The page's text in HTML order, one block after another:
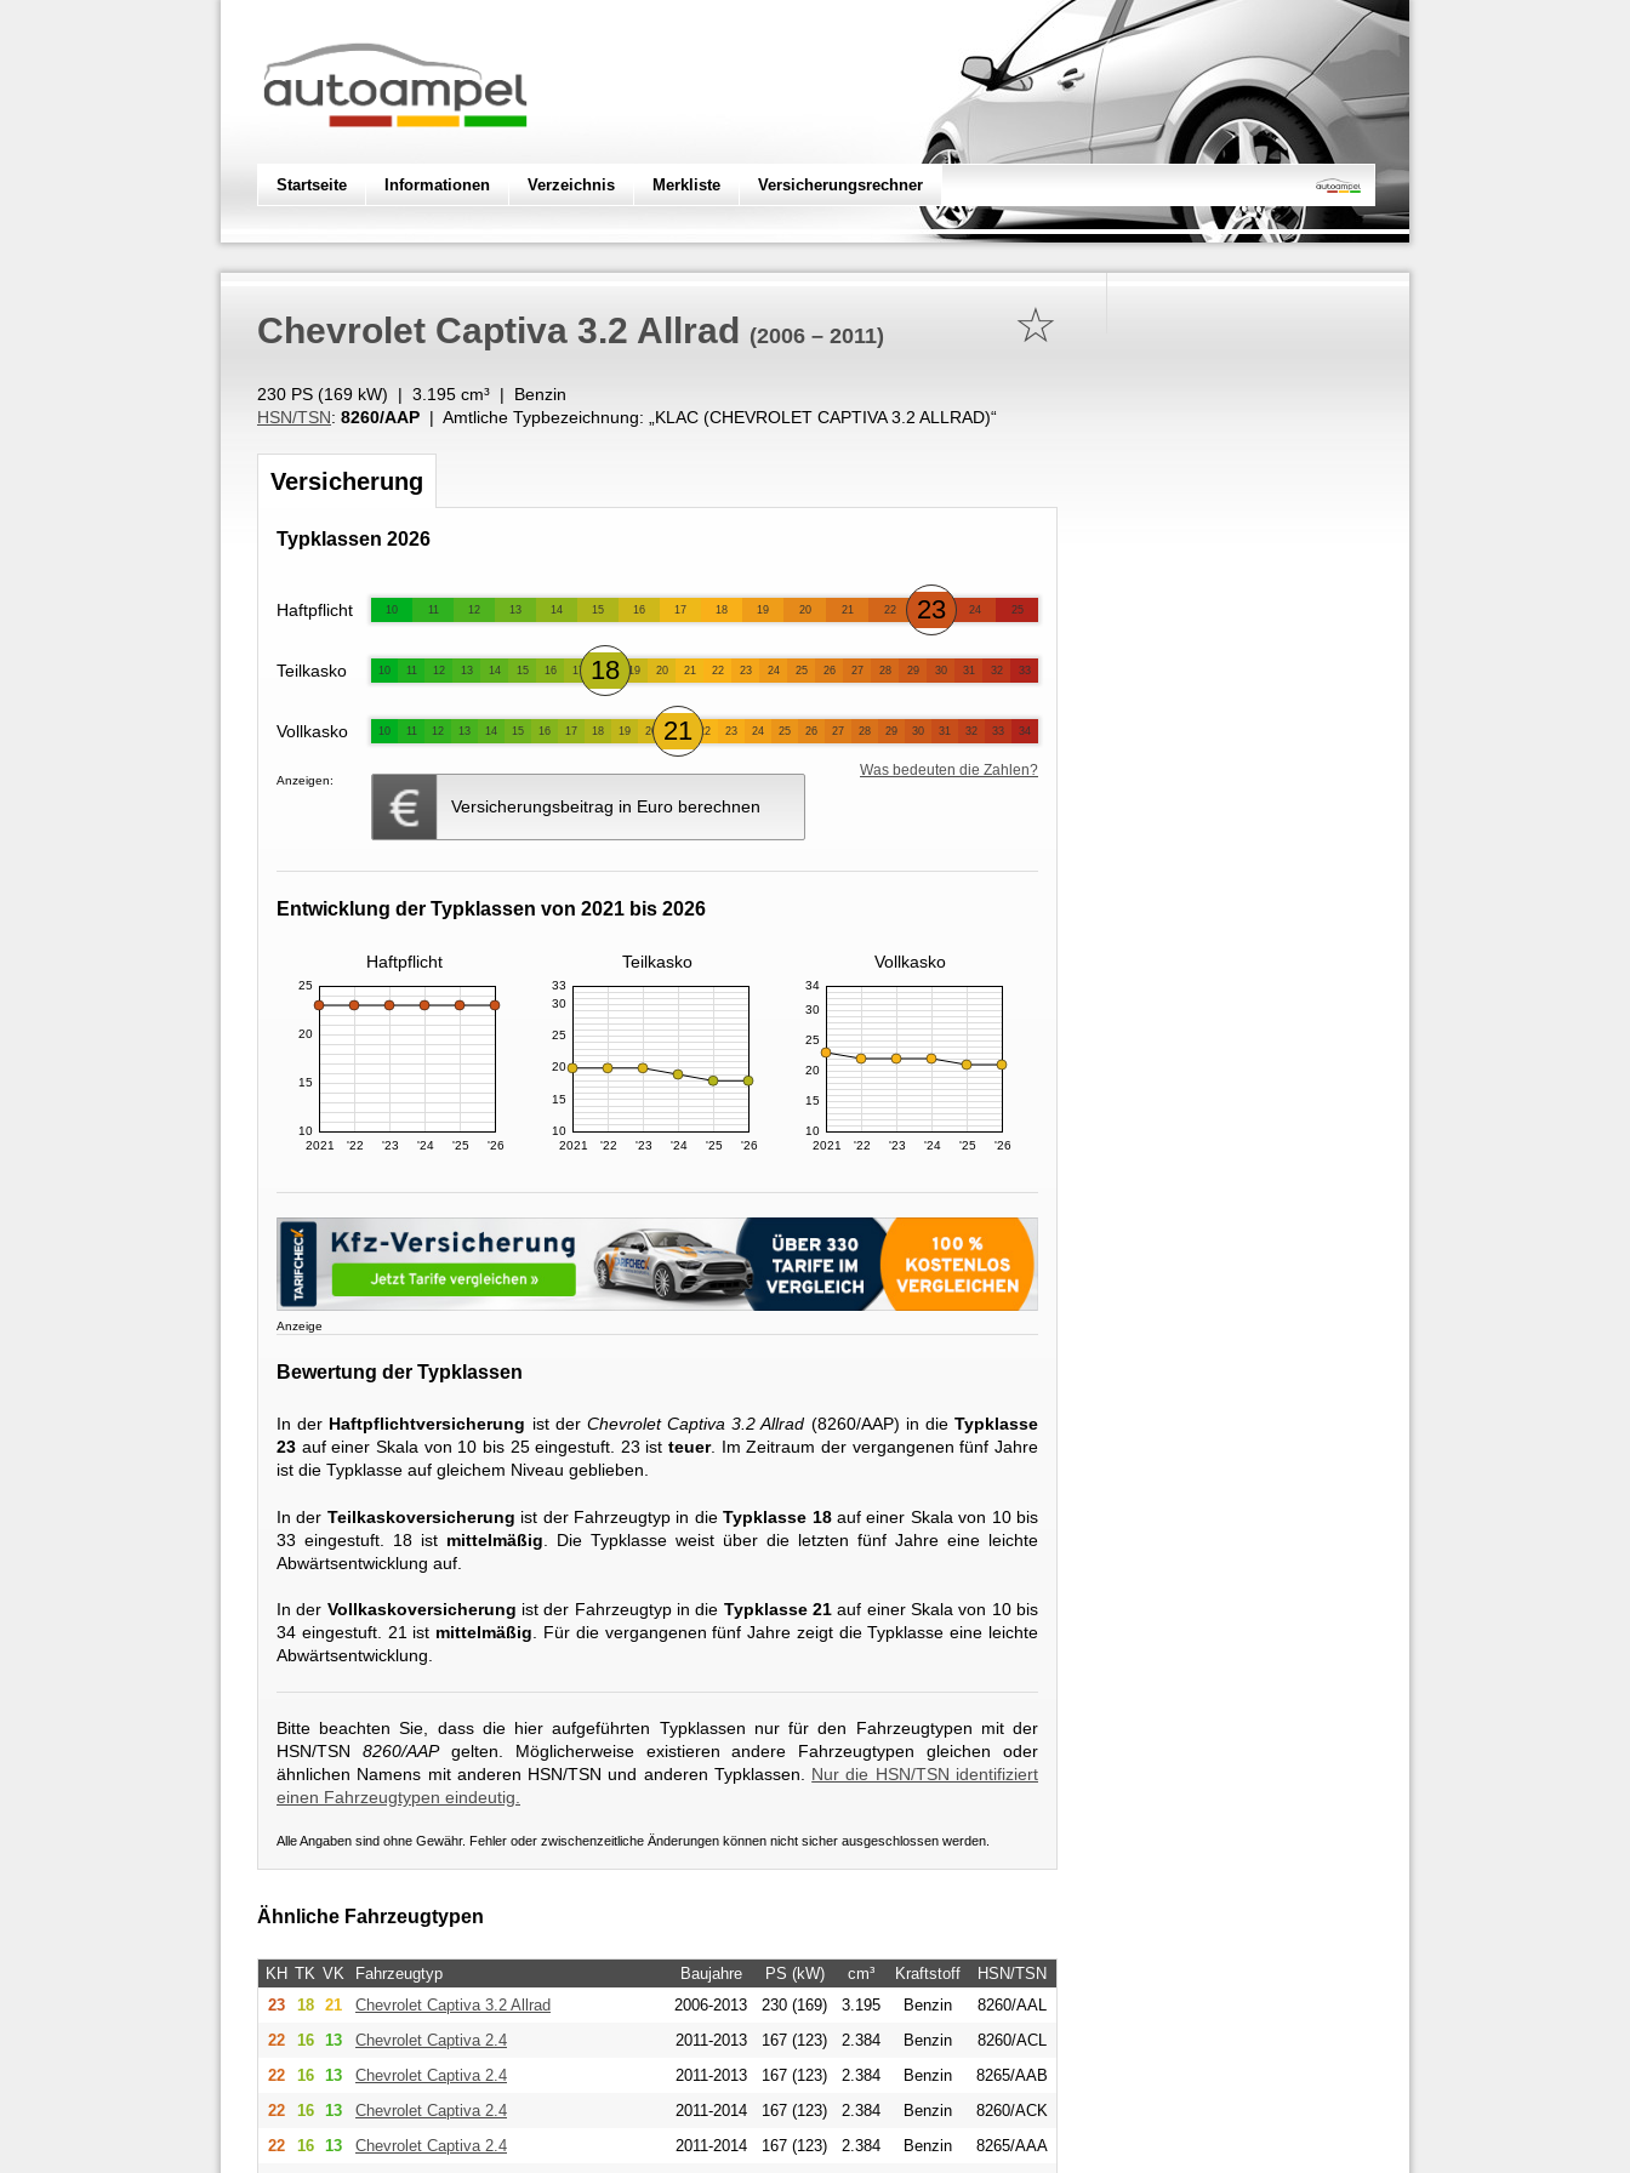
Startseite Informationen Verzeichnis Merkliste Versicherungsrechner
☆
Chevrolet Captiva 3.2 Allrad (2006 – 2011)
230 PS (169 kW) | 3.195 cm³ | Benzin
HSN/TSN: 8260/AAP | Amtliche Typbezeichnung: „ KLAC (CHEVROLET CAPTIVA 3.2 ALLRAD)“
Versicherung
Typklassen 2026
Haftpflicht 10 11 12 13 14 15 16 17 18 19 20 21 22 23 24 25
Teilkasko 10 11 12 13 14 15 16 17 18 19 20 21 22 23 24 25 26 27 28 29 30 31 32 33
Vollkasko 10 11 12 13 14 15 16 17 18 19 20 21 22 23 24 25 26 27 28 29 30 31 32 33 34
Anzeigen:
Versicherungsbeitrag in Euro berechnen
Was bedeuten die Zahlen?
Entwicklung der Typklassen von 2021 bis 2026
Haftpflicht Teilkasko Vollkasko
2021 '22 '23 '24 '25 '26
10
15
20
25
2021 '22 '23 '24 '25 '26
10
15
20
25
30
33
2021 '22 '23 '24 '25 '26
10
15
20
25
30
34
Anzeige
Bewertung der Typklassen
In der Haftpflichtversicherung ist der Chevrolet Captiva 3.2 Allrad (8260/AAP) in dieTypklasse
23 auf einer Skala von 10 bis 25 eingestuft. 23 istteuer. Im Zeitraum der vergangenen fünf Jahre
ist die Typklasse auf gleichem Niveau geblieben.
In der Teilkaskoversicherung ist der Fahrzeugtyp in dieTypklasse 18auf einer Skala von 10 bis
33 eingestuft. 18 ist mittelmäßig . Die Typklasse weist über die letzten fünf Jahre eine leichte
Abwärtsentwicklung auf.
In der Vollkaskoversicherung ist der Fahrzeugtyp in die Typklasse 21 auf einer Skala von 10 bis
34 eingestuft. 21 ist mittelmäßig. Für die vergangenen fünf Jahre zeigt die Typklasse eine leichte
Abwärtsentwicklung.
Bitte beachten Sie, dass die hier aufgeführten Typklassen nur für den Fahrzeugtypen mit der
HSN/TSN 8260/AAPgelten. Möglicherweise existieren andere Fahrzeugtypen gleichen oder
ähnlichen Namens mit anderen HSN/TSN und anderen Typklassen. Nur die HSN/TSN identifiziert
einen Fahrzeugtypen eindeutig.
Alle Angaben sind ohne Gewähr. Fehler oder zwischenzeitliche Änderungen können nicht sicher ausgeschlossen werden.
Ähnliche Fahrzeugtypen
KH TK VK Fahrzeugtyp Baujahre PS (kW) cm³ Kraftstoff
HSN/TSN
23
18 21 Chevrolet Captiva 3.2 Allrad 2006-2013 230 (169) 3.195 Benzin
8260/AAL
22
16 13 Chevrolet Captiva 2.4 2011-2013 167 (123) 2.384 Benzin
8260/ACL
22
16 13 Chevrolet Captiva 2.4 2011-2013 167 (123) 2.384 Benzin
8265/AAB
22
16 13 Chevrolet Captiva 2.4 2011-2014 167 (123) 2.384 Benzin
8260/ACK
22
16 13 Chevrolet Captiva 2.4 2011-2014 167 (123) 2.384 Benzin
8265/AAA